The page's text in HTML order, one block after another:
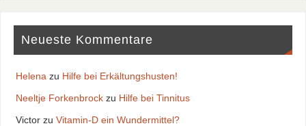
Neueste Kommentare
Helena zu Hilfe bei Erkältungshusten!
Neeltje Forkenbrockzu Hilfe bei Tinnitus
Victorzu Vitamin-D ein Wundermittel?